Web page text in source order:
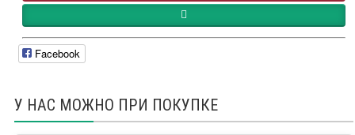
Facebook
У НАС МОЖНО ПРИ ПОКУПКЕ